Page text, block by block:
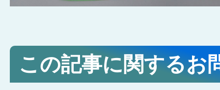
この記事に関するお